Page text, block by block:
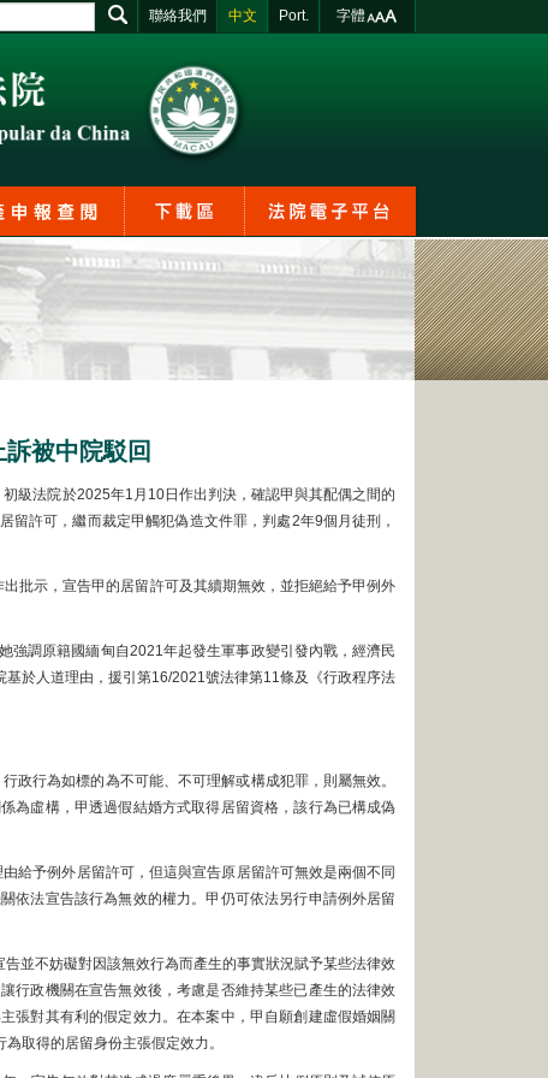
聯絡我們 中文 Port. 字體
被中院駁回
級法院於2025年1月10日作出判決，確認甲與其配偶之間的
許可，繼而裁定甲觸犯偽造文件罪，判處2年9個月徒刑，
批示，宣告甲的居留許可及其續期無效，並拒絕給予甲例外
強調原籍國緬甸自2021年起發生軍事政變引發內戰，經濟民
於人道理由，援引第16/2021號法律第11條及《行政程序法
政行為如標的為不可能、不可理解或構成犯罪，則屬無效。
為虛構，甲透過假結婚方式取得居留資格，該行為已構成偽
給予例外居留許可，但這與宣告原居留許可無效是兩個不同
依法宣告該行為無效的權力。甲仍可依法另行申請例外居留
並不妨礙對因該無效行為而產生的事實狀況賦予某些法律效
行政機關在宣告無效後，考慮是否維持某些已產生的法律效
張對其有利的假定效力。在本案中，甲自願創建虛假婚姻關
取得的居留身份主張假定效力。